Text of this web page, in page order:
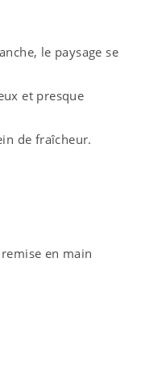
le paysage se
et presque
de fraîcheur.
en main